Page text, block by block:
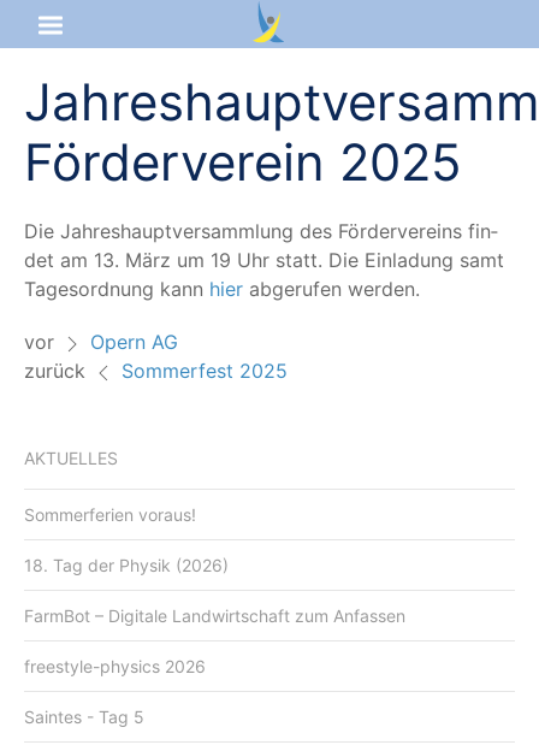
Startseite
Aktuelles
Das sind wir
Lernangebot
Service & Infos
Förderverein 2025
Die Jah­res­haupt­ver­samm­lung des För­der­ver­eins fin­
det am 13. März um 19 Uhr statt. Die Ein­la­dung samt
Tages­ord­nung kann hier abge­ru­fen werden.
vor
Opern AG
zurück
Sommerfest 2025
AKTUELLES
Sommerferien voraus!
18. Tag der Physik (2026)
FarmBot – Digitale Landwirtschaft zum Anfassen
freestyle-physics 2026
Saintes - Tag 5